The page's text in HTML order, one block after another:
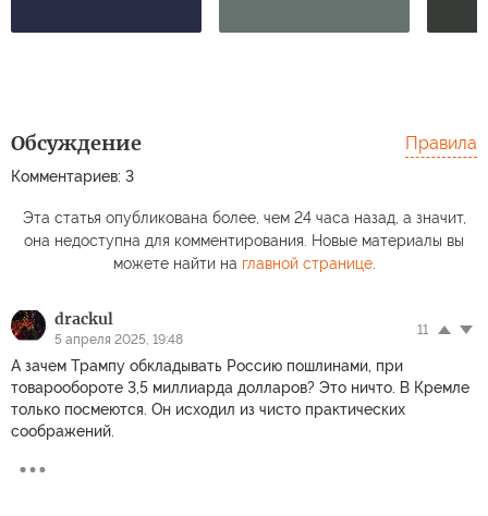
Обсуждение
Комментариев: 3
Правила
Эта статья опубликована более, чем 24 часа назад, а значит,
она недоступна для комментирования. Новые материалы вы
можете найти на главной странице.
drackul
5 апреля 2025, 19:48
11
А зачем Трампу обкладывать Россию пошлинами, при
товарообороте 3,5 миллиарда долларов? Это ничто. В Кремле
только посмеются. Он исходил из чисто практических
соображений.